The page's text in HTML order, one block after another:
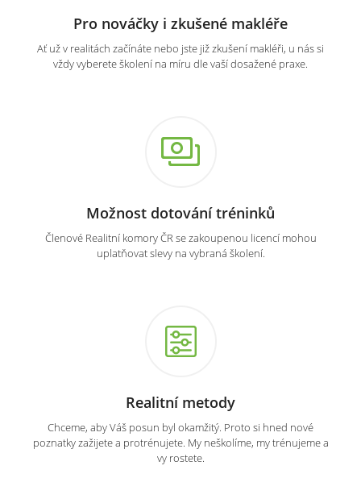
Pro nováčky i zkušené makléře
Ať už v realitách začínáte nebo jste již zkušení makléři, u nás si
vždy vyberete školení na míru dle vaší dosažené praxe.
Možnost dotování tréninků
Členové Realitní komory ČR se zakoupenou licencí mohou
uplatňovat slevy na vybraná školení.
Realitní metody
Chceme, aby Váš posun byl okamžitý. Proto si hned nové
poznatky zažijete a protrénujete. My neškolíme, my trénujeme a
vy rostete.